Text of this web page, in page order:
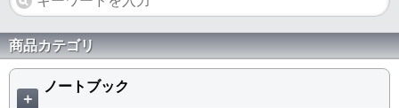
商品カテゴリ
＋
ノートブック